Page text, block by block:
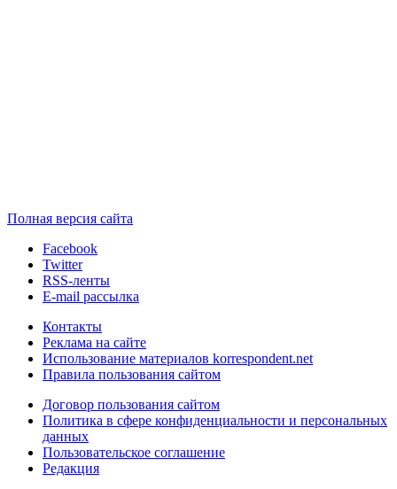
Полная версия сайта
Facebook
Twitter
RSS-ленты
E-mail рассылка
Контакты
Реклама на сайте
Использование материалов korrespondent.net
Правила пользования сайтом
Договор пользования сайтом
Политика в сфере конфиденциальности и персональных
данных
Пользовательское соглашение
Редакция